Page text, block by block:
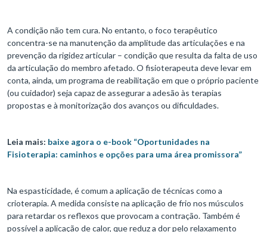
A condição não tem cura. No entanto, o foco terapêutico
concentra-se na manutenção da amplitude das articulações e na
prevenção da rigidez articular – condição que resulta da falta de uso
da articulação do membro afetado. O fisioterapeuta deve levar em
conta, ainda, um programa de reabilitação em que o próprio paciente
(ou cuidador) seja capaz de assegurar a adesão às terapias
propostas e à monitorização dos avanços ou dificuldades.
Leia mais: baixe agora o e-book “Oportunidades na
Fisioterapia: caminhos e opções para uma área promissora”
Na espasticidade, é comum a aplicação de técnicas como a
crioterapia. A medida consiste na aplicação de frio nos músculos
para retardar os reflexos que provocam a contração. Também é
possível a aplicação de calor, que reduz a dor pelo relaxamento